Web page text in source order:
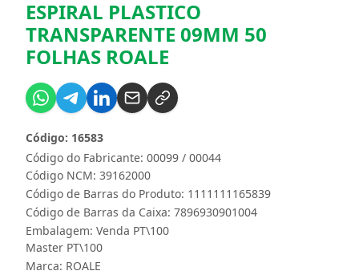
ESPIRAL PLASTICO
TRANSPARENTE 09MM 50
FOLHAS ROALE
Código do Fabricante: 00099 / 00044
Código: 16583
Código NCM: 39162000
Código de Barras do Produto: 1111111165839
Código de Barras da Caixa: 7896930901004
Embalagem: Venda PT\100
Master PT\100
Marca: ROALE